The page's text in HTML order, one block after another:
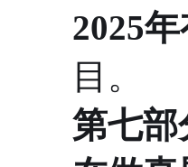
2025
目。
第七部